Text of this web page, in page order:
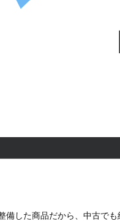
備した商品だから、中古で